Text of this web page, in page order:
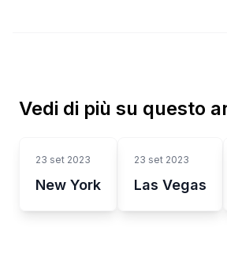
Vedi di più su questo
23 set 2023
New York
23 set 2023
Las Vegas